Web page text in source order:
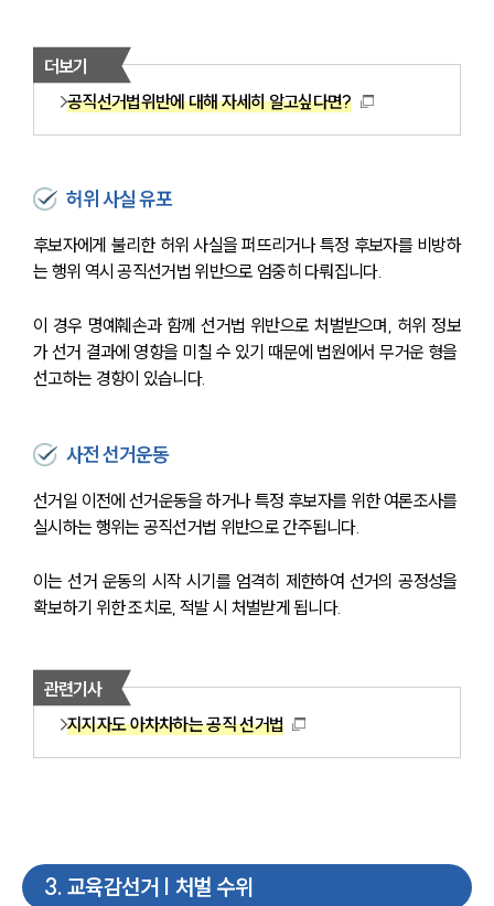
더보기
공직선거법위반에 대해 자세히 알고싶다면?
허위 사실 유포
후보자에게 불리한 허위 사실을 퍼뜨리거나 특정 후보자를 비방하
는 행위 역시 공직선거법 위반으로 엄중히 다뤄집니다.
이 경우 명예훼손과 함께 선거법 위반으로 처벌받으며, 허위 정보
가 선거 결과에 영향을 미칠 수 있기 때문에 법원에서 무거운 형을
선고하는 경향이 있습니다.
사전 선거운동
선거일 이전에 선거운동을 하거나 특정 후보자를 위한 여론조사를
실시하는 행위는 공직선거법 위반으로 간주됩니다.
이는 선거 운동의 시작 시기를 엄격히 제한하여 선거의 공정성을
확보하기 위한 조치로, 적발 시 처벌받게 됩니다.
관련기사
지지자도 아차차하는 공직 선거법
3. 교육감선거 | 처벌 수위